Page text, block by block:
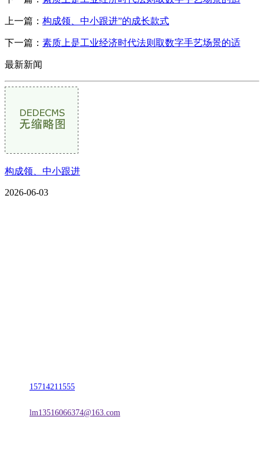
上一篇： 构成领、中小跟进”的成长款式
下一篇： 素质上是工业经济时代法则取数字手艺场景的适
最新新闻
构成领、中小跟进
2026-06-03
15714211555
lm13516066374@163.com